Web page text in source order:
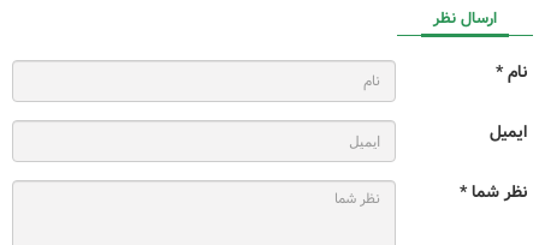
ارسال نظر
نام *
ایمیل
نظر شما *